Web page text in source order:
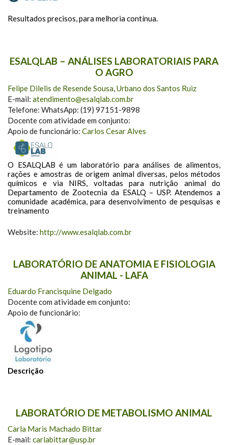
Resultados precisos, para melhoria contínua.
ESALQLAB – ANÁLISES LABORATORIAIS PARA
O AGRO
Felipe Dilelis de Resende Sousa,Urbano dos Santos Ruiz
E-mail: atendimento@esalqlab.com.br
Telefone: WhatsApp: (19) 97151-9898
Docente com atividade em conjunto:
Apoio de funcionário: Carlos Cesar Alves
O ESALQLAB é um laboratório para análises de alimentos,
rações e amostras de origem animal diversas, pelos métodos
químicos e via NIRS, voltadas para nutrição animal do
Departamento de Zootecnia da ESALQ – USP. Atendemos a
comunidade acadêmica, para desenvolvimento de pesquisas e
treinamento
Website: http://www.esalqlab.com.br
LABORATÓRIO DE ANATOMIA E FISIOLOGIA
ANIMAL - LAFA
Eduardo Francisquine Delgado
Docente com atividade em conjunto:
Apoio de funcionário:
Descrição
LABORATÓRIO DE METABOLISMO ANIMAL
Carla Maris Machado Bittar
E-mail: carlabittar@usp.br